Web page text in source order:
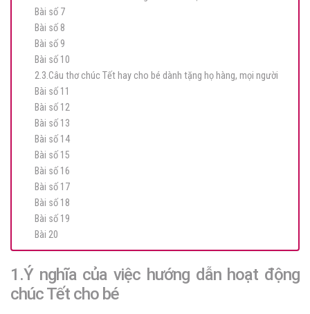
Bài số 7
Bài số 8
Bài số 9
Bài số 10
2.3.Câu thơ chúc Tết hay cho bé dành tặng họ hàng, mọi người
Bài số 11
Bài số 12
Bài số 13
Bài số 14
Bài số 15
Bài số 16
Bài số 17
Bài số 18
Bài số 19
Bài 20
1.Ý nghĩa của việc hướng dẫn hoạt động
chúc Tết cho bé